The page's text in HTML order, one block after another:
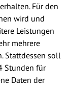
Für den
wird und
Leistungen
mehrere
Stattdessen soll
Stunden für
Daten der